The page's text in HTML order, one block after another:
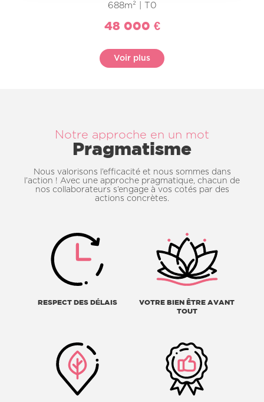
688m² | T0
48 000 €
Voir plus
Notre approche en un mot
Pragmatisme
Nous valorisons l’efficacité et nous sommes dans
l’action ! Avec une approche pragmatique, chacun de
nos collaborateurs s’engage à vos cotés par des
actions concrètes.
RESPECT DES DÉLAIS
VOTRE BIEN ÊTRE AVANT
TOUT